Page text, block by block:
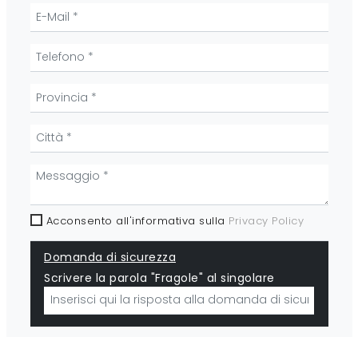
Acconsento all'informativa sulla Privacy Policy
Domanda di sicurezza
Scrivere la parola "Fragole" al singolare